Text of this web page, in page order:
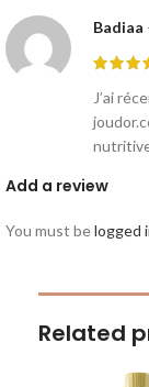
Badiaa
J’ai
Add a review
You must belogged
Related